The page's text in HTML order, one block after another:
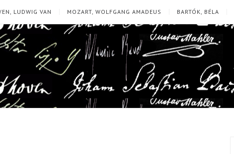
LUDWIG VAN MOZART, WOLFGANG AMADEUS BARTÓK, BÉLA